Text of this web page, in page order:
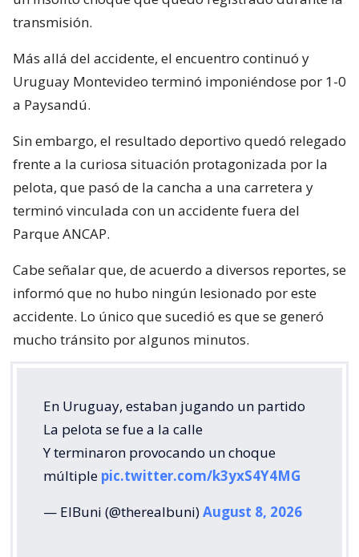
transmisión.
Más allá del accidente, el encuentro continuó y
Uruguay Montevideo terminó imponiéndose por 1-0
a Paysandú.
Sin embargo, el resultado deportivo quedó relegado
frente a la curiosa situación protagonizada por la
pelota, que pasó de la cancha a una carretera y
terminó vinculada con un accidente fuera del
Parque ANCAP.
Cabe señalar que, de acuerdo a diversos reportes, se
informó que no hubo ningún lesionado por este
accidente. Lo único que sucedió es que se generó
mucho tránsito por algunos minutos.
En Uruguay, estaban jugando un partido
La pelota se fue a la calle
Y terminaron provocando un choque
múltiple pic.twitter.com/k3yxS4Y4MG
— ElBuni (@therealbuni)August 8, 2026